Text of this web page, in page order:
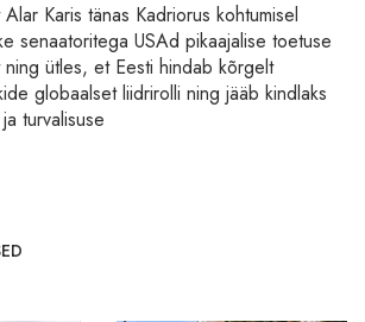
Karis tänas Kadriorus kohtumisel
senaatoritega USAd pikaajalise toetuse
ütles, et Eesti hindab kõrgelt
globaalset liidrirolli ning jääb kindlaks
turvalisuse